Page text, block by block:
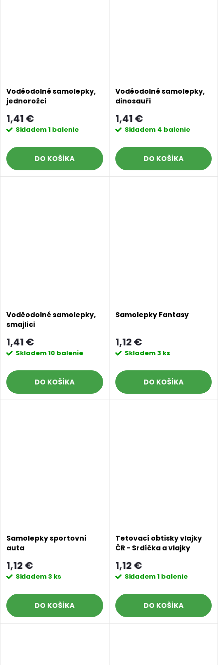
Voděodolné samolepky,
jednorožci
1,41 €
Skladem1 balenie
DO KOŠÍKA
Voděodolné samolepky,
dinosauři
1,41 €
Skladem 4 balenie
DO KOŠÍKA
Voděodolné samolepky,
smajlíci
1,41 €
Skladem10 balenie
DO KOŠÍKA
Samolepky Fantasy
1,12 €
Skladem3 ks
DO KOŠÍKA
Samolepky sportovní
auta
1,12 €
Skladem3 ks
DO KOŠÍKA
Tetovací obtisky vlajky
ČR - Srdíčka a vlajky
1,12 €
Skladem1 balenie
DO KOŠÍKA